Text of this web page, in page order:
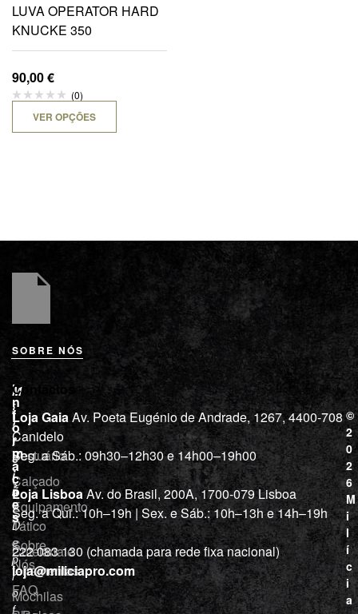
LUVA OPERATOR HARD
KNUCKE 350
90,00€
(0)
VER OPÇÕES
SOBRE NÓS
M
i
l
í
c
i
a
“
D
e
p
r
o
f
L
o
j
a
Vestuário
Calçado
Equipamento
Tático
Cutelaria e
ferramentas
Mochilas
I
n
f
o
r
m
a
ç
õ
e
s
Sobre
Nós
FAQ
Contactos
Loja GaiaAv. Poeta Eugénio de Andrade, 1267, 4400-708
Canidelo
Seg. a Sáb.: 09h30–12h30 e 14h00–19h00
Loja LisboaAv. do Brasil, 200A, 1700-079 Lisboa
Seg. a Qui.: 10h–19h | Sex. e Sáb.: 10h–13h e 14h–19h
222 083 130 (chamada para rede fixa nacional)
loja@miliciapro.com
©
2
0
2
6
M
i
l
í
c
i
a